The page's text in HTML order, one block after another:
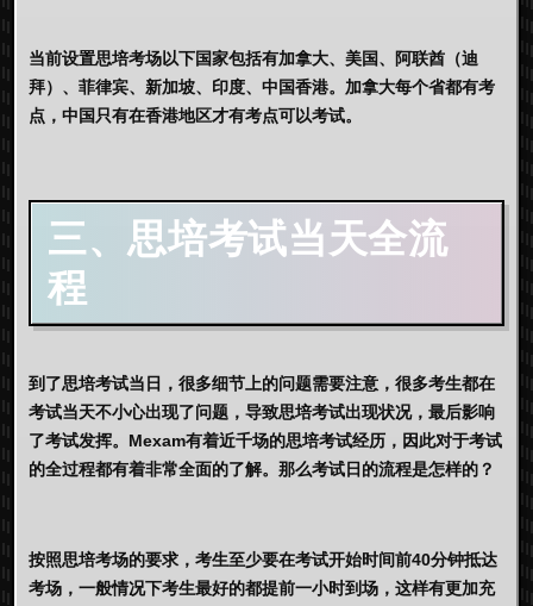
当前设置思培考场以下国家包括有加拿大、美国、阿联酋（迪
拜）、菲律宾、新加坡、印度、中国香港。加拿大每个省都有考
点，中国只有在香港地区才有考点可以考试。
三、思培考试当天全流
程
到了思培考试当日，很多细节上的问题需要注意，很多考生都在
考试当天不小心出现了问题，导致思培考试出现状况，最后影响
了考试发挥。Mexam有着近千场的思培考试经历，因此对于考试
的全过程都有着非常全面的了解。那么考试日的流程是怎样的？
按照思培考场的要求，考生至少要在考试开始时间前40分钟抵达
考场，一般情况下考生最好的都提前一小时到场，这样有更加充